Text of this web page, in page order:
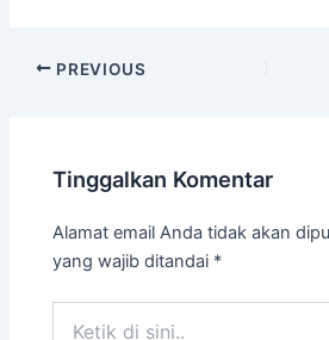
PREVIOUS
Tinggalkan Komentar
Alamat email Anda tidak akan
yang wajib ditandai *